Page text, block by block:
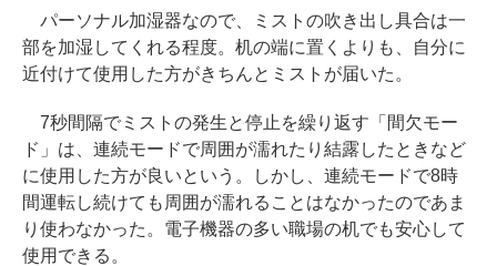
パーソナル加湿器なので、ミストの吹き出し具合は一
部を加湿してくれる程度。机の端に置くよりも、自分に
近付けて使用した方がきちんとミストが届いた。
7秒間隔でミストの発生と停止を繰り返す「間欠モー
ド」は、連続モードで周囲が濡れたり結露したときなど
に使用した方が良いという。しかし、連続モードで8時
間運転し続けても周囲が濡れることはなかったのであま
り使わなかった。電子機器の多い職場の机でも安心して
使用できる。